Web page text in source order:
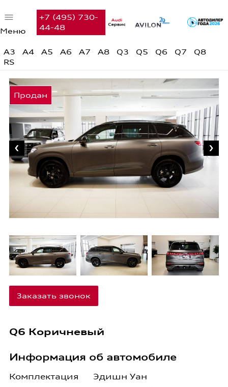
Меню
+7 (495) 730-
44-48
A3 A4 A5 A6 A7 A8 Q3 Q5 Q6 Q7
Q8
RS
Предложения недели
Финансовые услуги
Сервис
Вакансии
Контакты
Заказать звонок
Q6 Коричневый
Информация об автомобиле
Комплектация
Эдишн Уан